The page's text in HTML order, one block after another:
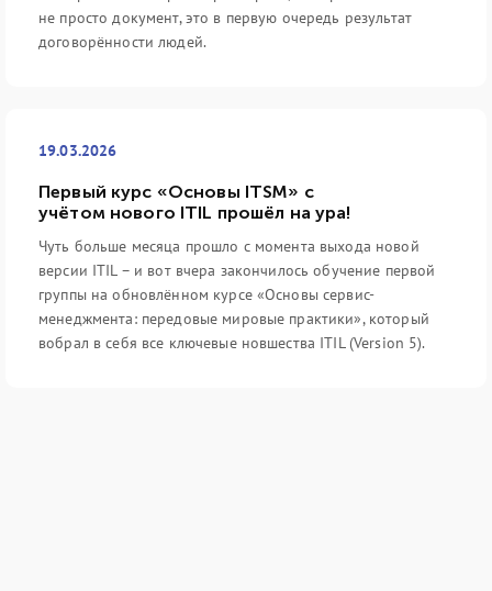
не просто документ, это в первую очередь результат
договорённости людей.
19.03.2026
Первый курс «Основы ITSM» с
учётом нового ITIL прошёл на ура!
Чуть больше месяца прошло с момента выхода новой
версии ITIL – и вот вчера закончилось обучение первой
группы на обновлённом курсе «Основы сервис-
менеджмента: передовые мировые практики», который
вобрал в себя все ключевые новшества ITIL (Version 5).